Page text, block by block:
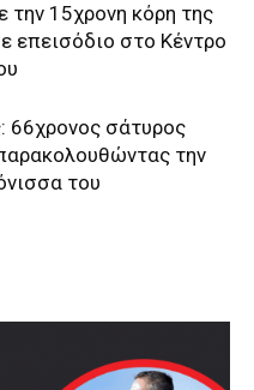
την 15χρονη κόρη της
επεισόδιο στο Κέντρο
66χρονος σάτυρος
την
του